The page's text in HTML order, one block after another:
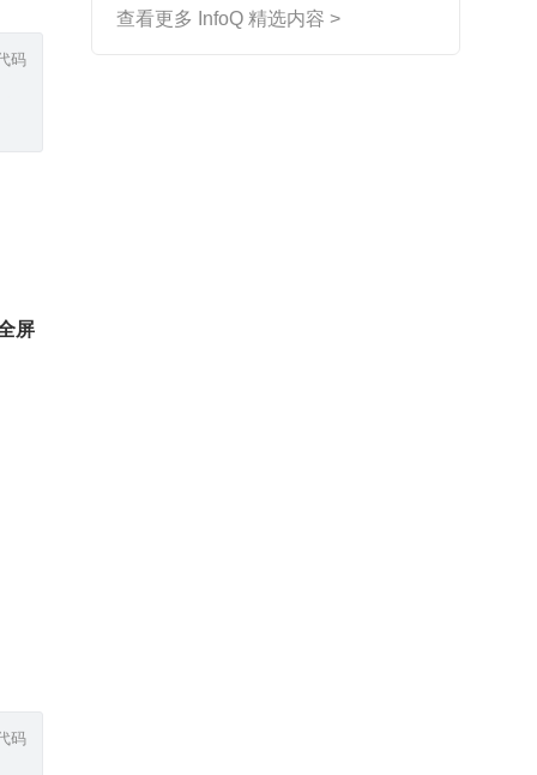
码
屏
码
查看更多 InfoQ 精选内容 >